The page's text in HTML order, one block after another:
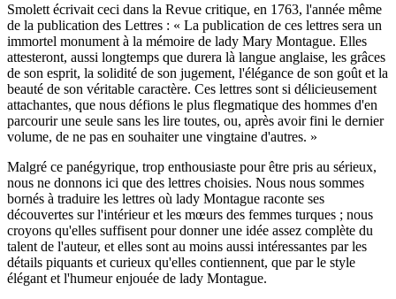
Smolett écrivait ceci dans la Revue critique, en 1763, l'année même
de la publication des Lettres : « La publication de ces lettres sera un
immortel monument à la mémoire de lady Mary Montague. Elles
attesteront, aussi longtemps que durera là langue anglaise, les grâces
de son esprit, la solidité de son jugement, l'élégance de son goût et la
beauté de son véritable caractère. Ces lettres sont si délicieusement
attachantes, que nous défions le plus flegmatique des hommes d'en
parcourir une seule sans les lire toutes, ou, après avoir fini le dernier
volume, de ne pas en souhaiter une vingtaine d'autres. »
Malgré ce panégyrique, trop enthousiaste pour être pris au sérieux,
nous ne donnons ici que des lettres choisies. Nous nous sommes
bornés à traduire les lettres où lady Montague raconte ses
découvertes sur l'intérieur et les mœurs des femmes turques ; nous
croyons qu'elles suffisent pour donner une idée assez complète du
talent de l'auteur, et elles sont au moins aussi intéressantes par les
détails piquants et curieux qu'elles contiennent, que par le style
élégant et l'humeur enjouée de lady Montague.